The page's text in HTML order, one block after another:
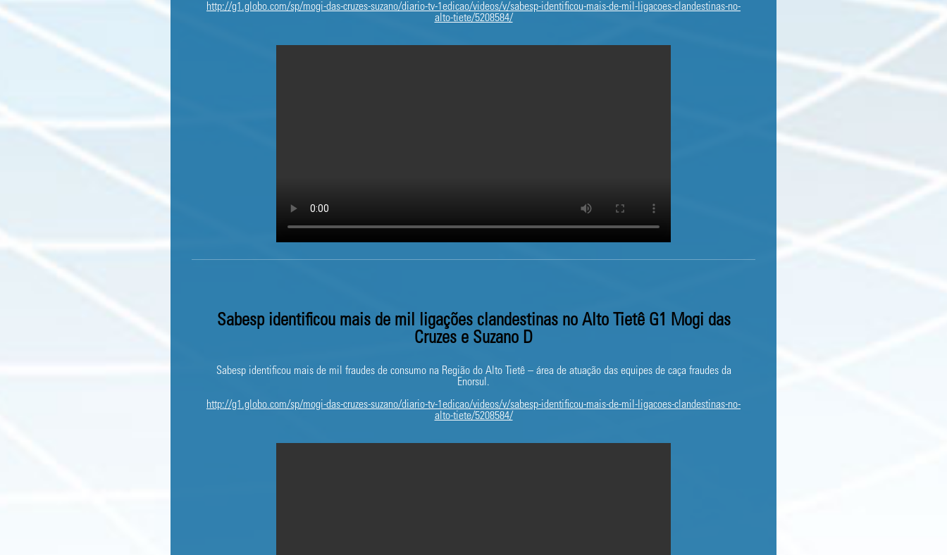
http://g1.globo.com/sp/mogi-das-cruzes-suzano/diario-tv-1edicao/videos/v/sabesp-identificou-mais-de-mil-ligacoes-clandestinas-no-
alto-tiete/5208584/
Sabesp identificou mais de mil ligações clandestinas no Alto Tietê G1 Mogi das
Cruzes e Suzano D
Sabesp identificou mais de mil fraudes de consumo na Região do Alto Tietê – área de atuação das equipes de caça fraudes da
Enorsul.
http://g1.globo.com/sp/mogi-das-cruzes-suzano/diario-tv-1edicao/videos/v/sabesp-identificou-mais-de-mil-ligacoes-clandestinas-no-
alto-tiete/5208584/